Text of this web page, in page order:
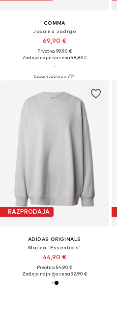
COMMA
Jopa na zadrgo
69,90 €
Prvotno: 99,90 €
Zadnja najnižja cena48,93 €
RAZPRODAJA
ADIDAS ORIGINALS
Majica 'Essentials'
44,90 €
Prvotno: 54,90 €
Zadnja najnižja cena32,90 €